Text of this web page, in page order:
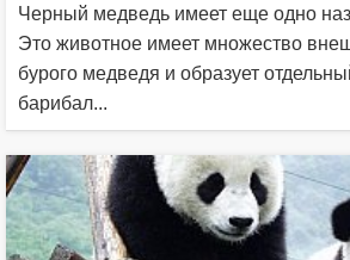
Черный медведь имеет еще одно
Это животное имеет множество
бурого медведя и образует
барибал...